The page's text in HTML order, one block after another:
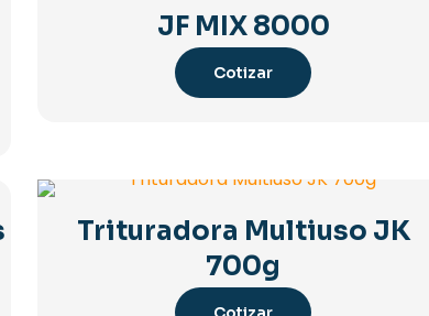
JF MIX 8000
Cotizar
Trituradora Multiuso JK
700g